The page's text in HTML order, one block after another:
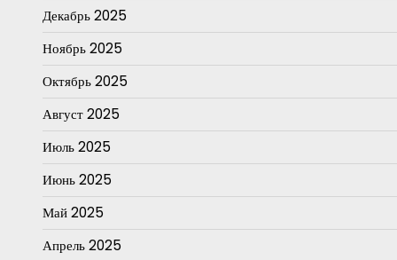
Декабрь 2025
Ноябрь 2025
Октябрь 2025
Август 2025
Июль 2025
Июнь 2025
Май 2025
Апрель 2025